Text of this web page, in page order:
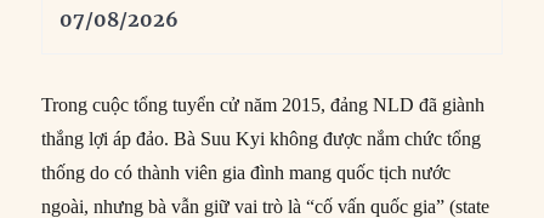
07/08/2026
Trong cuộc tổng tuyển cử năm 2015, đảng NLD đã giành
thắng lợi áp đảo. Bà Suu Kyi không được nắm chức tổng
thống do có thành viên gia đình mang quốc tịch nước
ngoài, nhưng bà vẫn giữ vai trò là “cố vấn quốc gia” (state